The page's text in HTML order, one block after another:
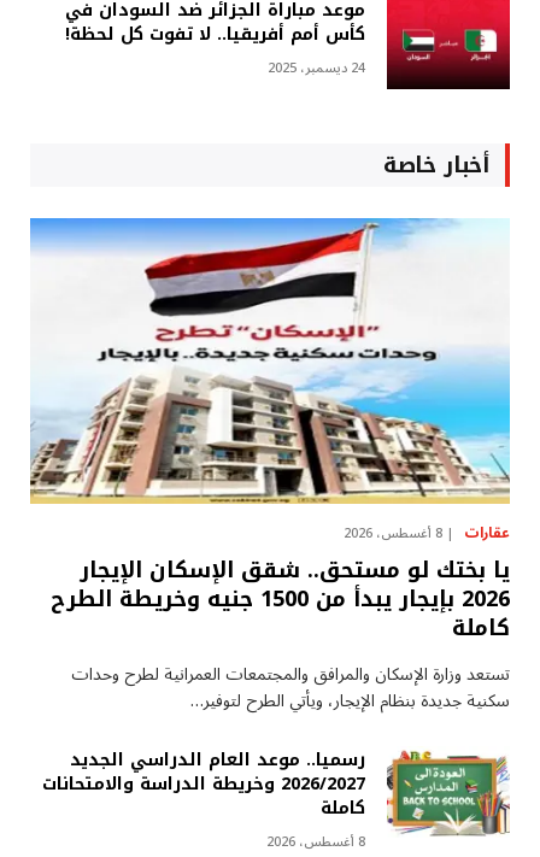
موعد مباراة الجزائر ضد السودان في
كأس أمم أفريقيا.. لا تفوت كل لحظة!
24 ديسمبر، 2025
أخبار خاصة
عقارات 8 أغسطس، 2026
يا بختك لو مستحق.. شقق الإسكان الإيجار
2026 بإيجار يبدأ من 1500 جنيه وخريطة الطرح
كاملة
تستعد وزارة الإسكان والمرافق والمجتمعات العمرانية لطرح وحدات
سكنية جديدة بنظام الإيجار، ويأتي الطرح لتوفير…
رسميا.. موعد العام الدراسي الجديد
2026/2027 وخريطة الدراسة والامتحانات
كاملة
8 أغسطس، 2026